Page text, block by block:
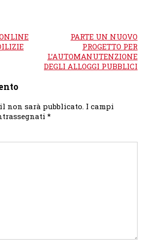
PARTE UN NUOVO
PROGETTO PER
L’AUTOMANUTENZIONE
DEGLI ALLOGGI PUBBLICI
non sarà pubblicato. I campi
*